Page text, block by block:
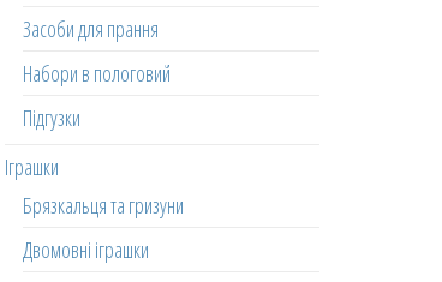
Засоби для прання
Набори в пологовий
Підгузки
Іграшки
Брязкальця та гризуни
Двомовні іграшки